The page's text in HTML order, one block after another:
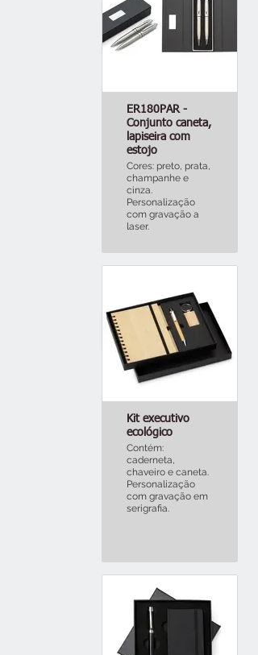
ER180PAR -
Conjunto caneta,
lapiseira com
estojo
Cores: preto, prata,
champanhe e
cinza.
Personalização
com gravação a
laser.
Kit executivo
ecológico
Contém:
caderneta,
chaveiro e caneta.
Personalização
com gravação em
serigrafia.